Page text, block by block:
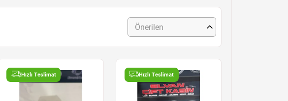
Önerilen
Hızlı Teslimat Hızlı Teslimat